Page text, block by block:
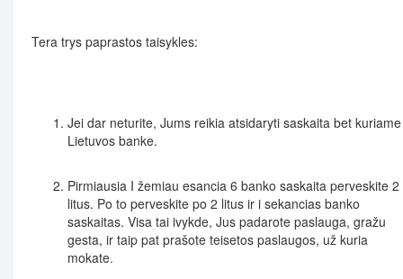
Tera trys paprastos taisykles:
Jei dar neturite, Jums reikia atsidaryti saskaita bet kuriame
Lietuvos banke.
Pirmiausia I žemiau esancia 6 banko saskaita perveskite 2
litus. Po to perveskite po 2 litus ir i sekancias banko
saskaitas. Visa tai ivykde, Jus padarote paslauga, gražu
gesta, ir taip pat prašote teisetos paslaugos, už kuria
mokate.